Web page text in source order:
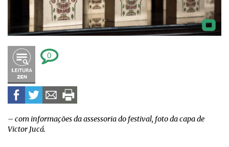
0
– com informações da assessoria do festival, foto da capa de
Victor Jucá.